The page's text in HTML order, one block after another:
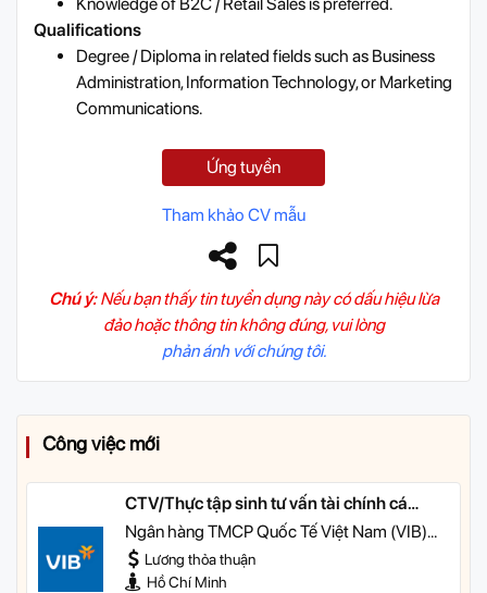
Qualifications
Degree / Diploma in related fields such as Business
Administration, Information Technology, or Marketing
Communications.
Ứng tuyển
Tham khảo CV mẫu
Chú ý:Nếu bạn thấy tin tuyển dụng này có dấu hiệu lừa
đảo hoặc thông tin không đúng, vui lòng
phản ánh với chúng tôi.
Công việc mới
CTV/Thực tập sinh tư vấn tài chính cá
nhân
Ngân hàng TMCP Quốc Tế Việt Nam (VIB)
TP HCM
Lương thỏa thuận
Hồ Chí Minh